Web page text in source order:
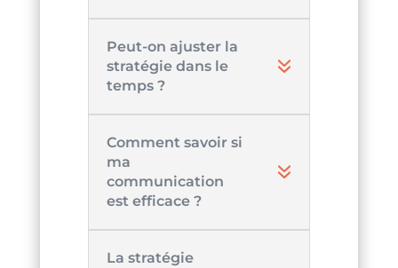
Peut-on ajuster la
stratégie dans le
temps ?
Comment savoir si
ma
communication
est efficace ?
La stratégie